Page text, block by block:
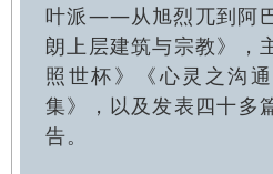
叶派——从旭烈兀到阿
朗上层建筑与宗教》，
照世杯》《心灵之沟
集》，以及发表四十多
告。